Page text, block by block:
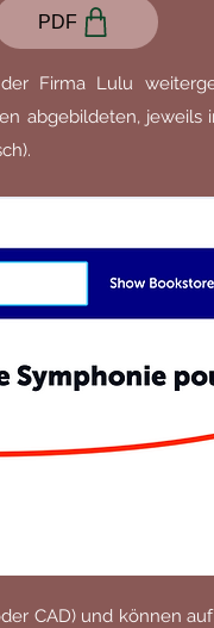
PDF
Firma Lulu
abgebildeten,
CAD) und können